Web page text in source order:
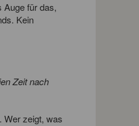
Auge für das,
Kein
Zeit nach
Wer zeigt, was